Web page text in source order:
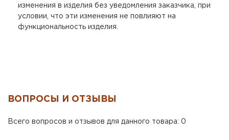
изменения в изделия без уведомления заказчика, при
условии, что эти изменения не повлияют на
функциональность изделия.
ВОПРОСЫ И ОТЗЫВЫ
Всего вопросов и отзывов для данного товара: 0